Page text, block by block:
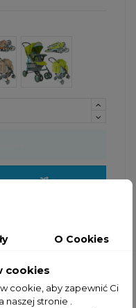
Apple Fruit
ogladali inni:
O Cookies
cookies
cookie, aby zapewnić Ci
stronie .